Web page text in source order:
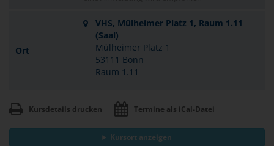
Ort
VHS, Mülheimer Platz 1, Raum 1.11
(Saal)
Mülheimer Platz 1
53111 Bonn
Raum 1.11
Kursdetails drucken Termine als iCal-Datei
Kursort anzeigen